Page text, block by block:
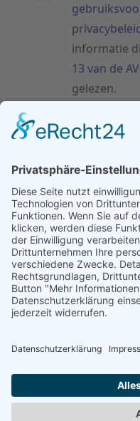
informatie
13 van de
gelezen.
Bericht
Selecteer de taal